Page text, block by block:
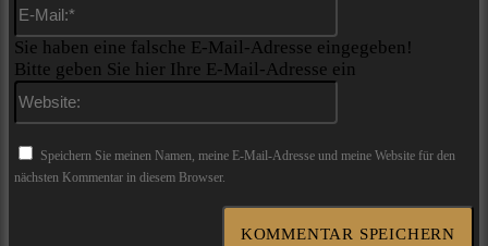
Sie haben eine falsche E-Mail-Adresse eingegeben!
Bitte geben Sie hier Ihre E-Mail-Adresse ein
Speichern Sie meinen Namen, meine E-Mail-Adresse und meine Website für den
nächsten Kommentar in diesem Browser.